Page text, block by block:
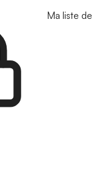
Ma liste de